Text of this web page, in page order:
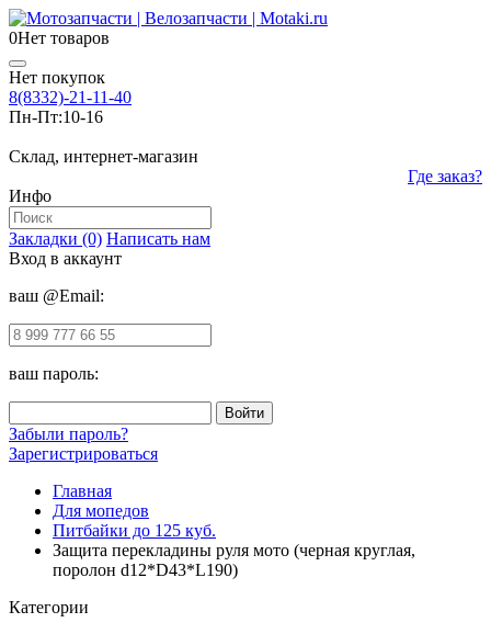
0Нет товаров
Нет покупок
8(8332)-21-11-40
Пн-Пт:10-16
Склад, интернет-магазин
Где заказ?
Инфо
Закладки (0) Написать нам
Вход в аккаунт
ваш @Email:
ваш пароль:
Забыли пароль?
Зарегистрироваться
Главная
Для мопедов
Питбайки до 125 куб.
Защита перекладины руля мото (черная круглая,
поролон d12*D43*L190)
Категории